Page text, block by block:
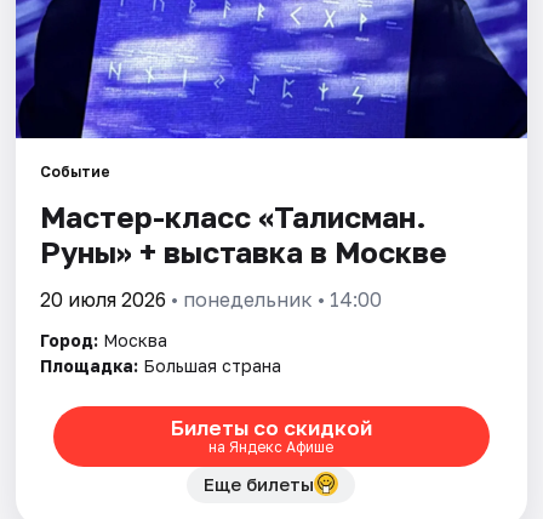
Экскурсии
Спорт
События
Города
Площадки
Рейтинги
Событие
Мастер-класс «Талисман.
Руны» + выставка в Москве
20 июля 2026 • понедельник • 14:00
Город: Москва
Площадка: Большая страна
Билеты со скидкой
на Яндекс Афише
Еще билеты